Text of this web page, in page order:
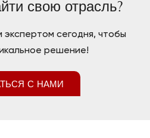
свою отрасль?
сегодня, чтобы
решение!
С НАМИ